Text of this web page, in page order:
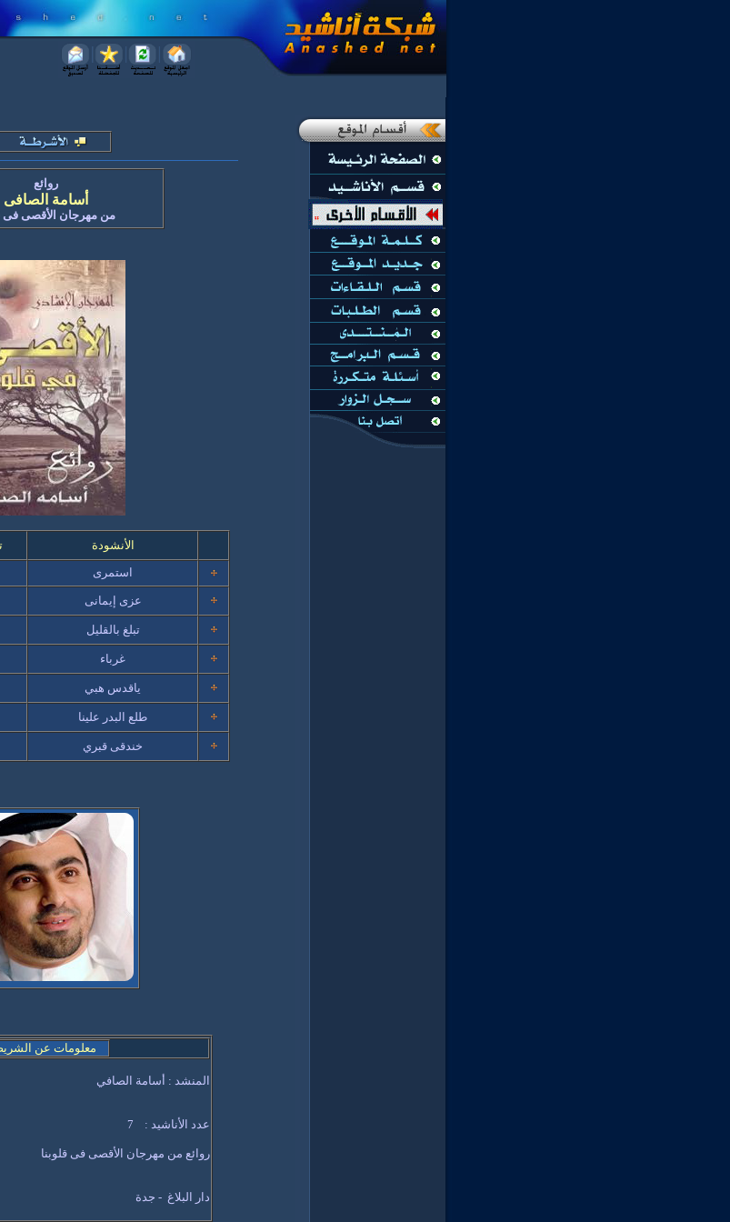
روائع
أسامة الصافى
من مهرجان الأقصى فى
الأنشودة
استمرى
عزى إيمانى
تبلغ بالقليل
غرباء
ياقدس هبي
طلع البدر علينا
خندقى قبري
معلومات عن
المنشد : أسامة الصافي
عدد الأناشيد : 7
روائع من مهرجان الأقصى فى قلوبنا
دار البلاغ - جدة